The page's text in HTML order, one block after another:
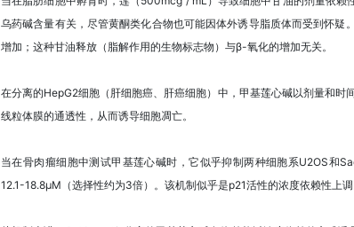
乌药碱含量有关，尽管黄酮类化合物也可能因体外诱导脂质体而受到怀
增加；这种甘油释放（脂解作用的生物标志物）与β-氧化的增加无关。
在分离的HepG2细胞（肝细胞癌、肝癌细胞）中，甲基莲心碱以剂量和
线粒体膜的通透性，从而诱导细胞凋亡。
当在骨肉瘤细胞中测试甲基莲心碱时，它似乎抑制两种细胞系U2OS和
12.1-18.8μM（选择性约为3倍）。该机制似乎是p21活性的浓度依赖性上